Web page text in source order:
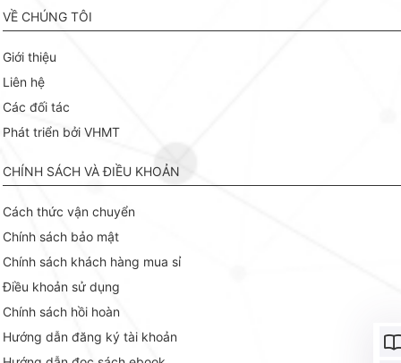
VỀ CHÚNG TÔI
Giới thiệu
Liên hệ
Các đối tác
Phát triển bởi VHMT
CHÍNH SÁCH VÀ ĐIỀU KHOẢN
Cách thức vận chuyển
Chính sách bảo mật
Chính sách khách hàng mua sỉ
Điều khoản sử dụng
Chính sách hồi hoàn
Hướng dẫn đăng ký tài khoản